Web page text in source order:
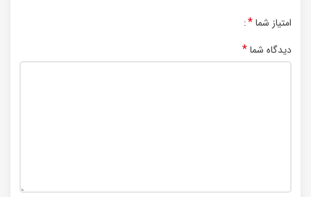
امتیاز شما*
دیدگاه شما*